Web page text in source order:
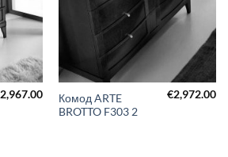
2,967.00
Комод ARTE
BROTTO F303 2
€2,972.00